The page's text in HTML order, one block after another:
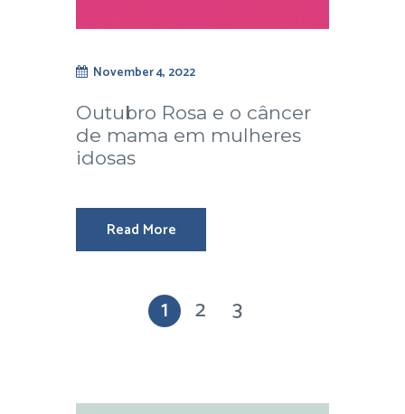
November 4, 2022
Outubro Rosa e o câncer
de mama em mulheres
idosas
Read More
1 2 3